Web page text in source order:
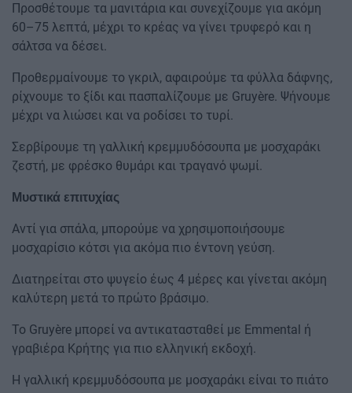
Προσθέτουμε τα μανιτάρια και συνεχίζουμε για ακόμη
60–75 λεπτά, μέχρι το κρέας να γίνει τρυφερό και η
σάλτσα να δέσει.
Προθερμαίνουμε το γκριλ, αφαιρούμε τα φύλλα δάφνης,
ρίχνουμε το ξίδι και πασπαλίζουμε με Gruyère. Ψήνουμε
μέχρι να λιώσει και να ροδίσει το τυρί.
Σερβίρουμε τη γαλλική κρεμμυδόσουπα με μοσχαράκι
ζεστή, με φρέσκο θυμάρι και τραγανό ψωμί.
Μυστικά επιτυχίας
Αντί για σπάλα, μπορούμε να χρησιμοποιήσουμε
μοσχαρίσιο κότσι για ακόμα πιο έντονη γεύση.
Διατηρείται στο ψυγείο έως 4 μέρες και γίνεται ακόμη
καλύτερη μετά το πρώτο βράσιμο.
Το Gruyère μπορεί να αντικατασταθεί με Emmental ή
γραβιέρα Κρήτης για πιο ελληνική εκδοχή.
Η γαλλική κρεμμυδόσουπα με μοσχαράκι είναι το πιάτο